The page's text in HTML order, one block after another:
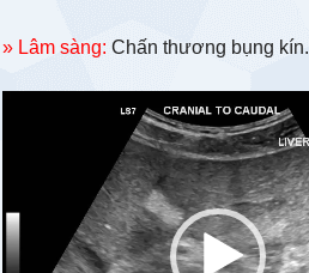
» Lâm sàng: Chấn thương bụng kín.